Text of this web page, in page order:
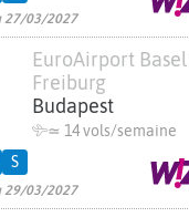
27/03/2027
EuroAirport
Freiburg
Budapest
≃ 14 vols/semaine
29/03/2027
S